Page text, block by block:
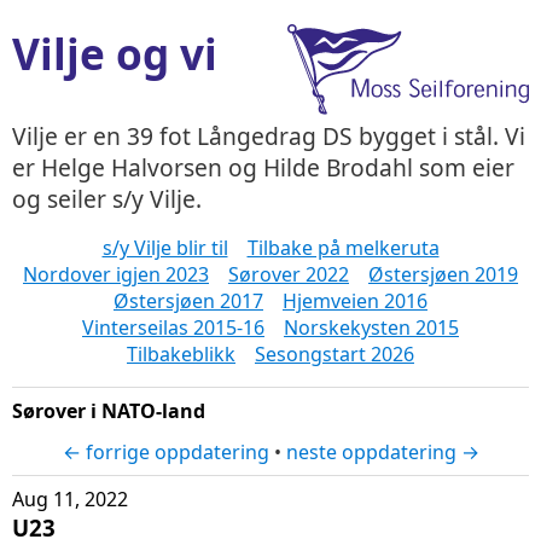
Vilje og vi
Vilje er en 39 fot Långedrag DS bygget i stål. Vi
er Helge Halvorsen og Hilde Brodahl som eier
og seiler s/y Vilje.
s/y Vilje blir til
Tilbake på melkeruta
Nordover igjen 2023
Sørover 2022
Østersjøen 2019
Østersjøen 2017
Hjemveien 2016
Vinterseilas 2015-16
Norskekysten 2015
Tilbakeblikk
Sesongstart 2026
Sørover i NATO-land
← forrige oppdatering • neste oppdatering →
Aug 11, 2022
U23